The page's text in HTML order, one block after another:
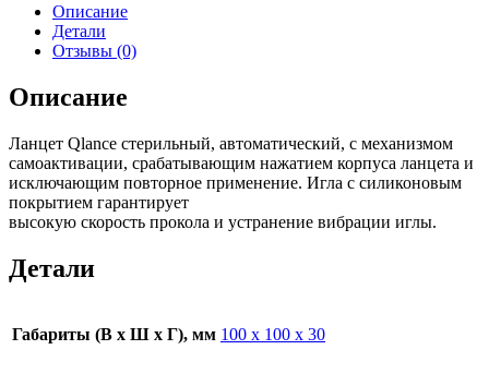
Описание
Детали
Отзывы (0)
Описание
Ланцет Qlance стерильный, автоматический, с механизмом
самоактивации, срабатывающим нажатием корпуса ланцета и
исключающим повторное применение. Игла с силиконовым
покрытием гарантирует
высокую скорость прокола и устранение вибрации иглы.
Детали
Габариты (В х Ш х Г), мм 100 х 100 х 30